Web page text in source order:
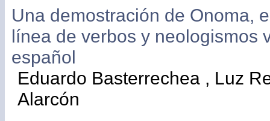
Una demostración de Onoma,
línea de verbos y neologismos
español
Eduardo Basterrechea , Luz
Alarcón